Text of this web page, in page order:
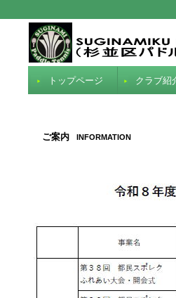
ご案内 INFORMATION
トップページ クラブ紹